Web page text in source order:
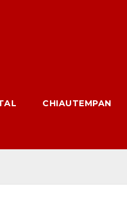
CHIAUTEMPAN